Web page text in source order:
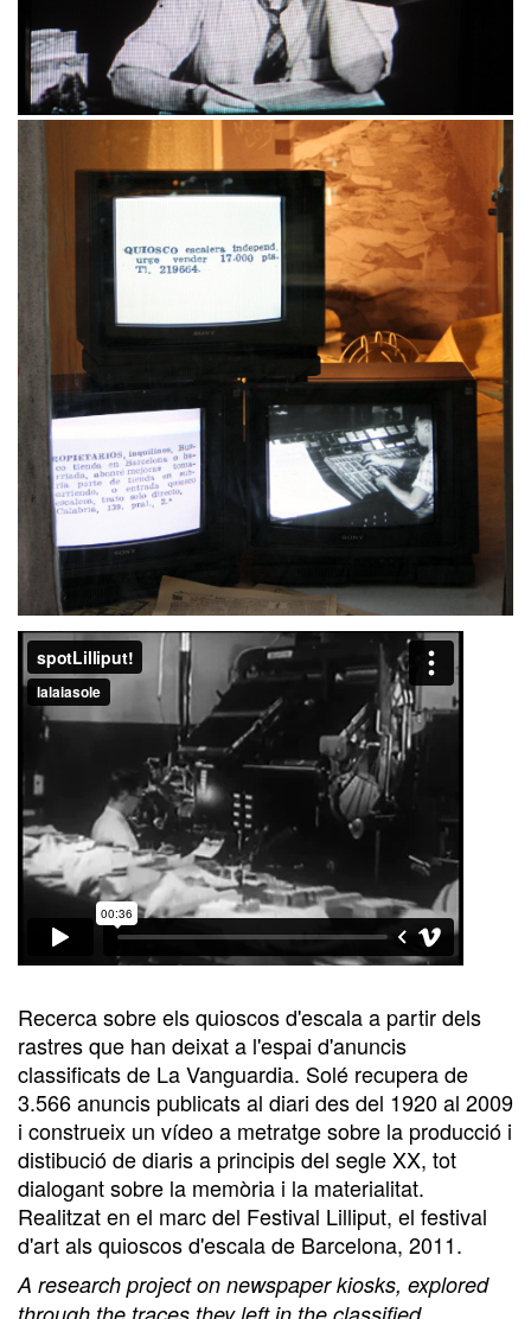
Recerca sobre els quioscos d'escala a partir dels
rastres que han deixat a l'espai d'anuncis
classificats de La Vanguardia. Solé recupera de
3.566 anuncis publicats al diari des del 1920 al 2009
i construeix un vídeo a metratge sobre la producció i
distibució de diaris a principis del segle XX, tot
dialogant sobre la memòria i la materialitat.
Realitzat en el marc del Festival Lilliput, el festival
d'art als quioscos d'escala de Barcelona, 2011.
A research project on newspaper kiosks, explored